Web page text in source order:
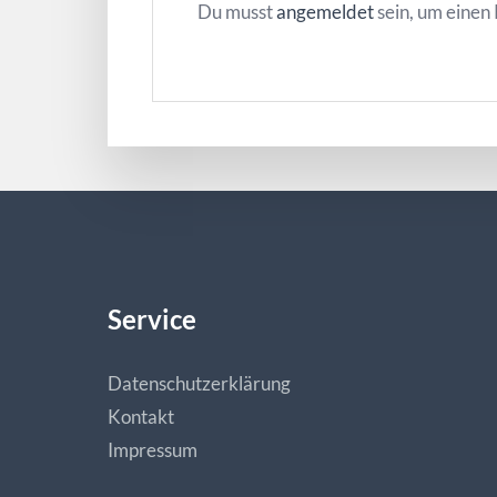
Du musstangemeldetsein, um
Service
Datenschutzerklärung
Kontakt
Impressum